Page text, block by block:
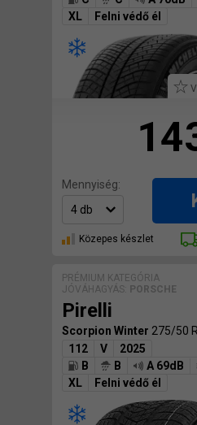
XL
Felni védő él
Mennyiség:
Közepes készlet
PRÉMIUM KATEGÓRIA
JÓVÁHAGYÁS: PORSCHE
Pirelli
Scorpion Winter 275/50
112
V
2025
B
B
A 69dB
XL
Felni védő él